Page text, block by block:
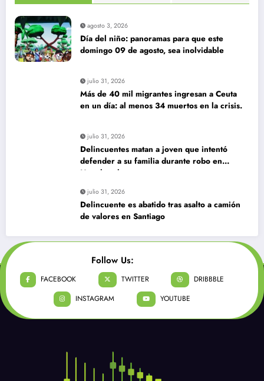
agosto 3, 2026
Día del niño: panoramas para que este
domingo 09 de agosto, sea inolvidable
julio 31, 2026
Más de 40 mil migrantes ingresan a Ceuta
en un día: al menos 34 muertos en la crisis.
julio 31, 2026
Delincuentes matan a joven que intentó
defender a su familia durante robo en
Huechuraba
julio 31, 2026
Delincuente es abatido tras asalto a camión
de valores en Santiago
Follow Us:
FACEBOOK TWITTER
DRIBBBLE
INSTAGRAM
YOUTUBE